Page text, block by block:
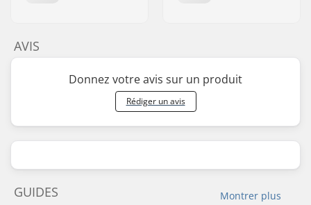
AVIS
Donnez votre avis sur un produit
Rédiger un avis
Montrer plus
GUIDES